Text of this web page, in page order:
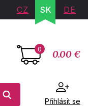
CZ SK DE
0 0.00 €
Přihlásit se